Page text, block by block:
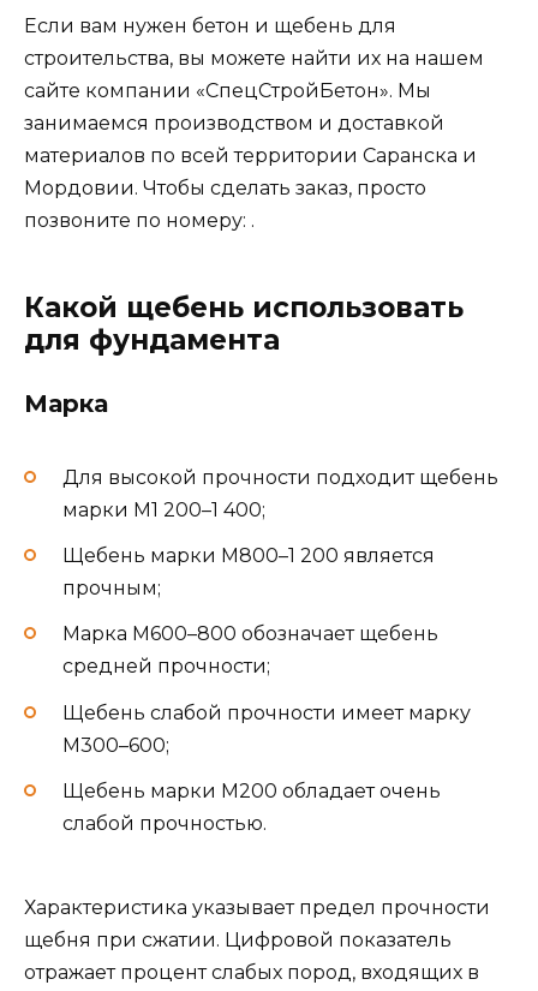
Если вам нужен бетон и щебень для
строительства, вы можете найти их на нашем
сайте компании «СпецСтройБетон». Мы
занимаемся производством и доставкой
материалов по всей территории Саранска и
Мордовии. Чтобы сделать заказ, просто
позвоните по номеру: .
Какой щебень использовать
для фундамента
Марка
Для высокой прочности подходит щебень
марки М1 200–1 400;
Щебень марки М800–1 200 является
прочным;
Марка М600–800 обозначает щебень
средней прочности;
Щебень слабой прочности имеет марку
М300–600;
Щебень марки М200 обладает очень
слабой прочностью.
Характеристика указывает предел прочности
щебня при сжатии. Цифровой показатель
отражает процент слабых пород, входящих в